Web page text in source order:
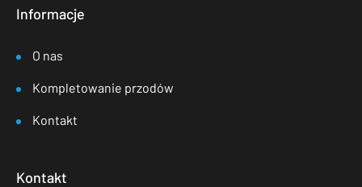
Informacje
O nas
Kompletowanie przodów
Kontakt
Kontakt